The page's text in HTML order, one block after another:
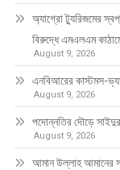
অ্যাগ্রো ট্যুরিজমের
বিরুদ্ধে এমএলএম
August 9, 2026
এনবিআরের কাস্টমস-
August 9, 2026
পদোন্নতির দৌড়ে
August 9, 2026
আমান উল্লাহ আমানের